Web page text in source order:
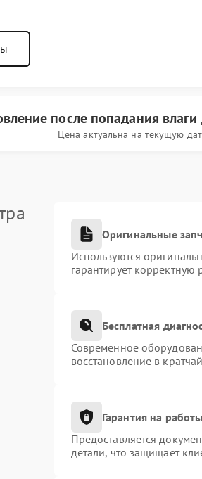
после попадания влаги
Цена актуальна на текущую
Оригинальные
Используются
гарантирует корректную
Бесплатная
Современное
восстановление в
Гарантия на
Предоставляется
детали, что защищает